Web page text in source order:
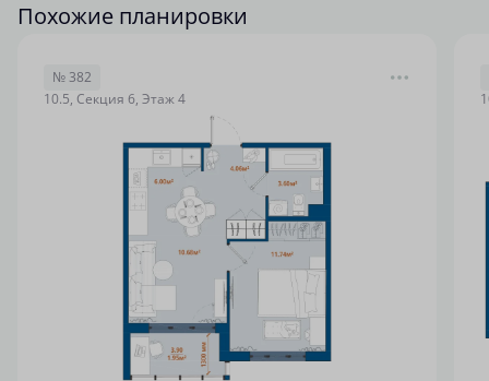
Похожие планировки
№ 382
10.5, Секция 6, Этаж 4